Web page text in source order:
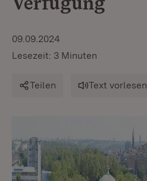
09.09.2024
Lesezeit: 3 Minuten
Teilen Text vorlesen